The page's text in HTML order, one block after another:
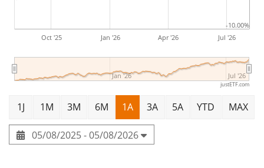
Oct '25 Jan '26 Apr '26 Jul '26
Jan '26 Jul '26
-10.00%
justETF.com
1J 1M 3M 6M 1A 3A 5A YTD MAX
05/08/2025 - 05/08/2026